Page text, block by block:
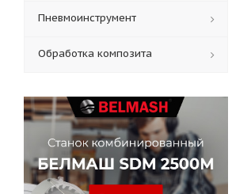
Пневмоинструмент
Обработка композита